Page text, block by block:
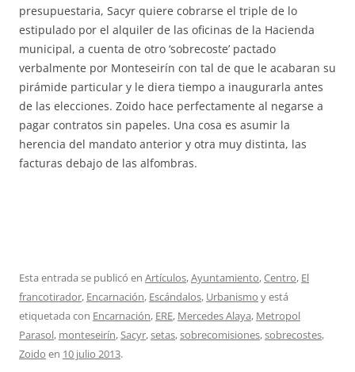
presupuestaria, Sacyr quiere cobrarse el triple de lo
estipulado por el alquiler de las oficinas de la Hacienda
municipal, a cuenta de otro ‘sobrecoste’ pactado
verbalmente por Monteseirín con tal de que le acabaran su
pirámide particular y le diera tiempo a inaugurarla antes
de las elecciones. Zoido hace perfectamente al negarse a
pagar contratos sin papeles. Una cosa es asumir la
herencia del mandato anterior y otra muy distinta, las
facturas debajo de las alfombras.
Esta entrada se publicó en Artículos,Ayuntamiento,Centro, El
francotirador, Encarnación, Escándalos, Urbanismo y está
etiquetada con Encarnación, ERE, Mercedes Alaya, Metropol
Parasol, monteseirín,Sacyr,setas,sobrecomisiones,sobrecostes,
Zoido en 10 julio 2013.